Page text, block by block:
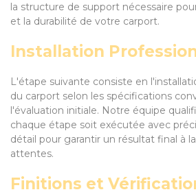
la structure de support nécessaire
et la durabilité de votre carport.
Installation
L'étape suivante consiste en
du carport selon les spécifications
l'évaluation initiale. Notre équipe
chaque étape soit exécutée avec
détail pour garantir un résultat final à
attentes.
Finitions et